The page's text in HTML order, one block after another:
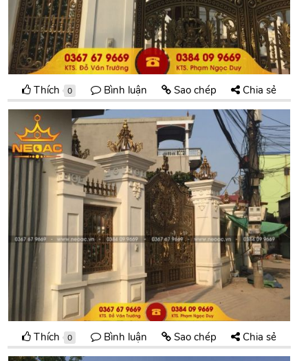
Thích 0 Bình luận Sao chép Chia sẻ
Thích 0 Bình luận Sao chép Chia sẻ